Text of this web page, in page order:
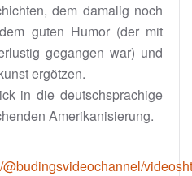
dem damalig noch
guten Humor (der mit
gegangen war) und
ergötzen.
in die deutschsprachige
Amerikanisierung.